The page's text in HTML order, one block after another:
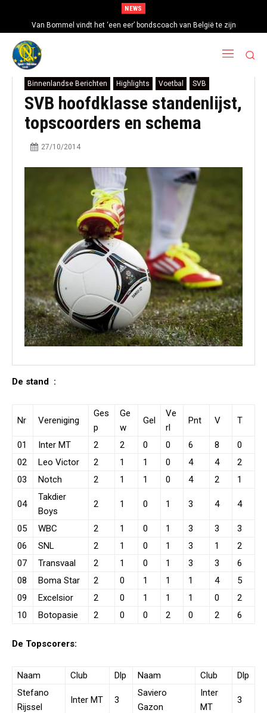
NEWS
Van Bommel vindt het ‘een eer’ bondscoach van België te zijn
Binnenlandse Berichten Highlights Voetbal SVB
SVB hoofdklasse standenlijst,
topscoorders en schema
27/10/2014
De stand :
Nr Vereniging
Ges
p
Ge
w
Gel
Ve
rl
Pnt V T
01 Inter MT 2 2 0 0 6 8
0
02
Leo Victor 2 1 1 0 4 4
2
03
Notch 2 1 1 0 4 2 1
04
Takdier
Boys
2 1 0 1 3 4 4
05 WBC 2 1 0 1 3 3
3
06
SNL 2 1 0 1 3 1
2
07
Transvaal 2 1 0 1 3 3
6
08
Boma Star 2 0 1 1 1 4
5
09
Excelsior 2 0 1 1 1 0
2
10
Botopasie 2 0 0 2 0 2 6
De Topscorers:
Naam Club Dlp Naam Club
Dlp
Stefano
Rijssel
Inter MT 3
Saviero
Gazon
Inter
MT
3